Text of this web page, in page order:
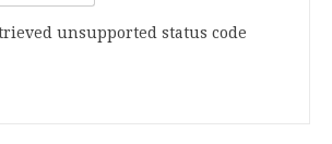
unsupported status code